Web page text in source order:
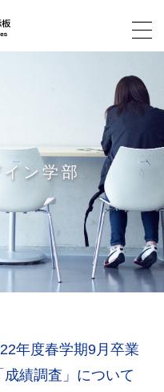
ン学部
年度春学期9月卒業
績調査」について